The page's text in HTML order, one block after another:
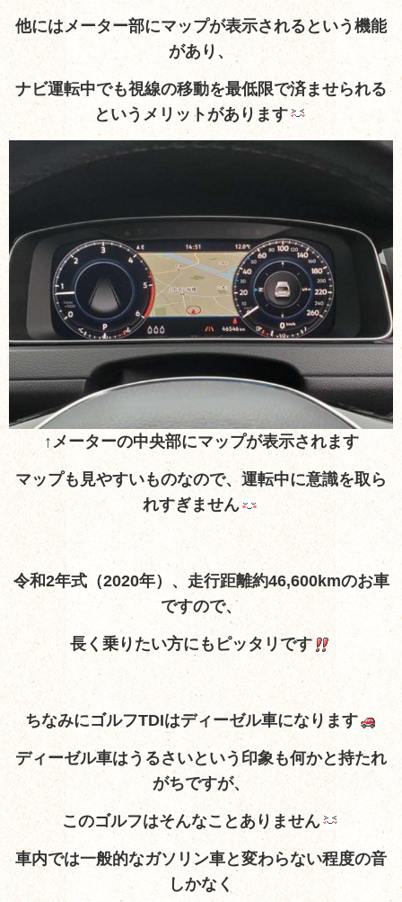
他にはメーター部にマップが表示されるという機能
があり、
ナビ運転中でも視線の移動を最低限で済ませられる
というメリットがあります
↑メーターの中央部にマップが表示されます
マップも見やすいものなので、運転中に意識を取ら
れすぎません
令和2年式（2020年）、走行距離約46,600kmのお車
ですので、
長く乗りたい方にもピッタリです
ちなみにゴルフTDIはディーゼル車になります
ディーゼル車はうるさいという印象も何かと持たれ
がちですが、
このゴルフはそんなことありません
車内では一般的なガソリン車と変わらない程度の音
しかなく